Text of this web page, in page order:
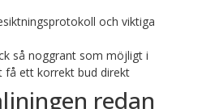
och viktiga
så noggrant som möjligt i
ett korrekt bud direkt
redan